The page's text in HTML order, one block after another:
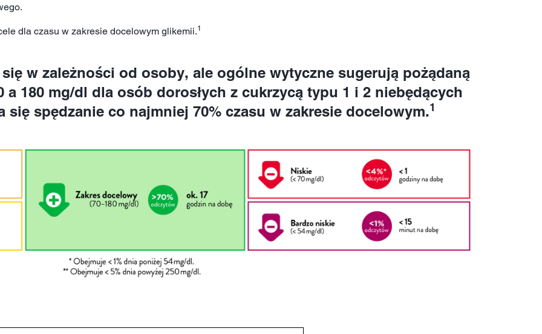
dla czasu w zakresie docelowym glikemii.1
w zależności od osoby, ale ogólne wytyczne sugerują pożądaną
180 mg/dl dla osób dorosłych z cukrzycą typu 1 i 2 niebędących
się spędzanie co najmniej 70% czasu w zakresie docelowym.1